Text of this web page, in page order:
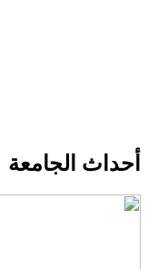
أحداث الجامعة